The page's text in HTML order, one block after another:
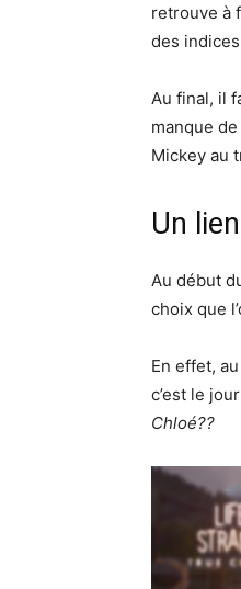
retrouve à
des
Au final, il
manque
Mickey au
Un
Au début
choix que
En effet,
c’est le
Chloé??